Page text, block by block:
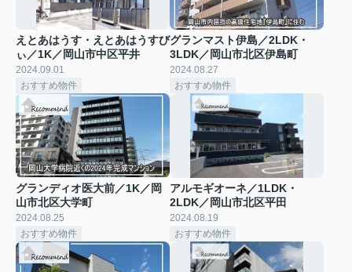
えとあはうす・えとあはうすび
ぃ／1K／岡山市中区平井
2024.09.01
おすすめ物件
グランマスト伊島／2LDK・
3LDK／岡山市北区伊島町
2024.08.27
おすすめ物件
グランディオ医大前／1K／岡
山市北区大学町
2024.08.25
おすすめ物件
アルモギオーネ／1LDK・
2LDK／岡山市北区平田
2024.08.19
おすすめ物件